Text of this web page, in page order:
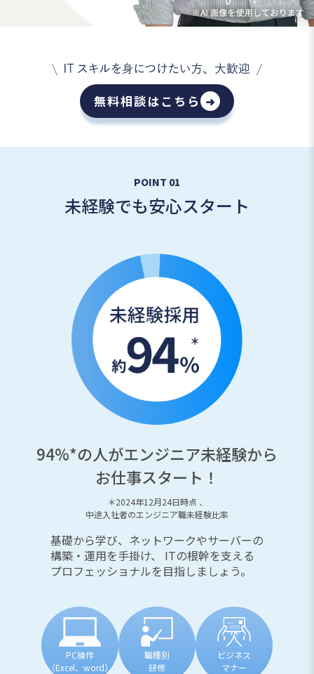
無料相談はこちら ➜
POINT 01
未経験でも安心スタート
94%*の人がエンジニア未経験から
お仕事スタート！
＊2024年12月24日時点 、
中途入社者のエンジニア職未経験比率
基礎から学び、ネットワークやサーバーの
構築・運用を手掛け、
ITの根幹を支える
プロフェッショナルを目指しましょう。
PC操作
（Excel、word）
職種別
研修
ビジネス
マナー